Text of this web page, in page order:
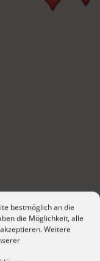
bestmöglich an die
die Möglichkeit, alle
Weitere